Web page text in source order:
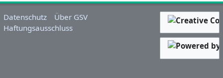
Datenschutz
Über GSV
Haftungsausschluss